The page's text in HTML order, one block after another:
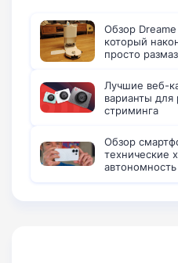
Обзор
который
просто
Лучшие веб-
варианты
стриминга
Обзор
технические